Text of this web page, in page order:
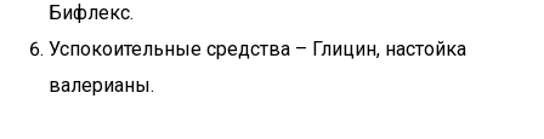
Бифлекс.
Успокоительные средства – Глицин, настойка
валерианы.